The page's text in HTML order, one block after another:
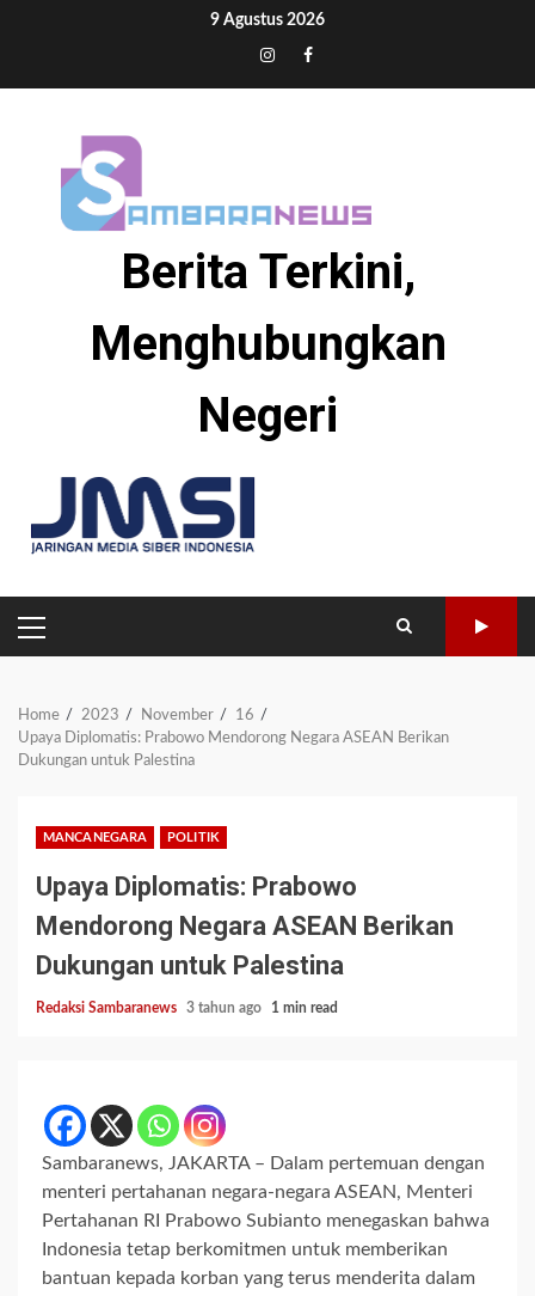
9 Agustus 2026
Tiktok
InstagramFacebook
Berita Terkini,
Menghubungkan
Negeri
PRIMARY
MENU
Home 2023 November
16
Upaya Diplomatis: Prabowo Mendorong Negara ASEAN Berikan
Dukungan untuk Palestina
MANCANEGARA POLITIK
Upaya Diplomatis: Prabowo
Mendorong Negara ASEAN Berikan
Dukungan untuk Palestina
Redaksi Sambaranews 3 tahun ago 1 min read
Sambaranews, JAKARTA – Dalam pertemuan dengan
menteri pertahanan negara-negara ASEAN, Menteri
Pertahanan RI Prabowo Subianto menegaskan bahwa
Indonesia tetap berkomitmen untuk memberikan
bantuan kepada korban yang terus menderita dalam